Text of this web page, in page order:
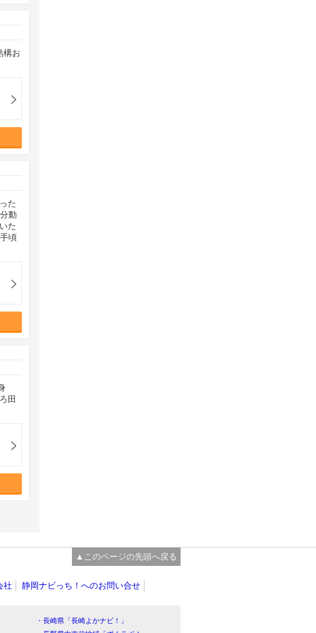
構お
た
動
た
頃
田
▲このページの先頭へ戻る
社 静岡ナビっち！へのお問い合せ
・長崎県「長崎よかナビ！」